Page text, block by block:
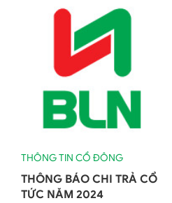
THÔNG TIN CỔ ĐÔNG
THÔNG BÁO CHI TRẢ CỔ
TỨC NĂM 2024